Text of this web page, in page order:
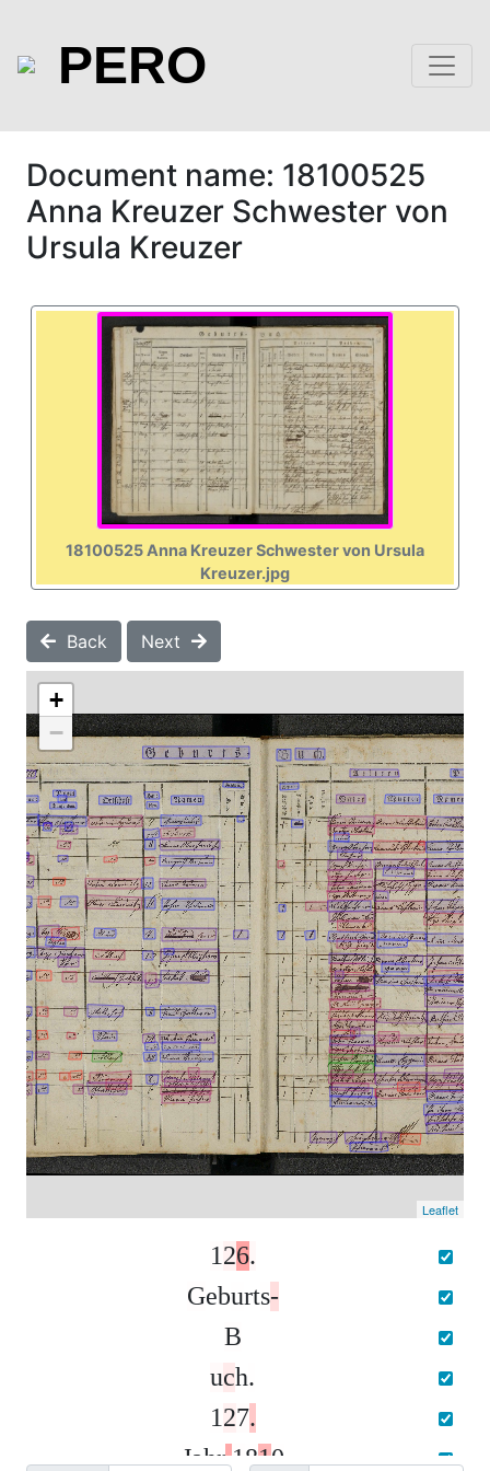
PERO
Document name: 18100525
Anna Kreuzer Schwester von
Ursula Kreuzer
18100525 Anna Kreuzer Schwester von Ursula
Kreuzer.jpg
Back Next
+
−
Leaflet
126.
Geburts-
B
uch.
127.
Jahr 1810